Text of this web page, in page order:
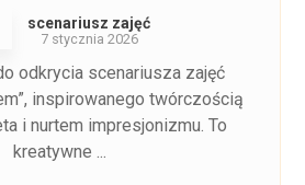
scenariusz zajęć
7 stycznia 2026
odkrycia scenariusza zajęć
inspirowanego twórczością
i nurtem impresjonizmu. To
kreatywne ...